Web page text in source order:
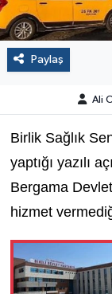
Paylaş
Ali
Birlik Sağlık
yaptığı yazılı
Bergama
hizmet